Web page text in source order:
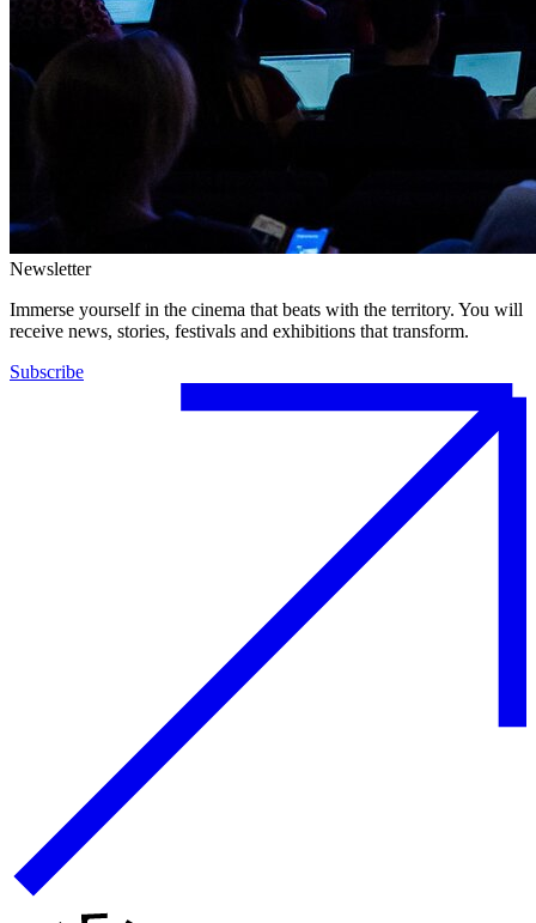
Newsletter
Immerse yourself in the cinema that beats with the territory. You will
receive news, stories, festivals and exhibitions that transform.
Subscribe